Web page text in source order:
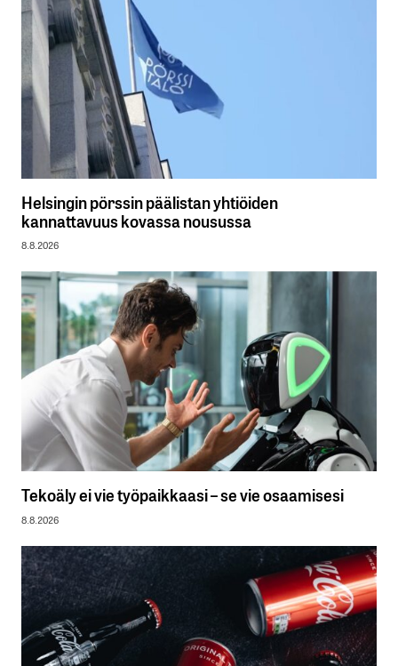
Helsingin pörssin päälistan yhtiöiden
kannattavuus kovassa nousussa
8.8.2026
Tekoäly ei vie työpaikkaasi – se vie osaamisesi
8.8.2026